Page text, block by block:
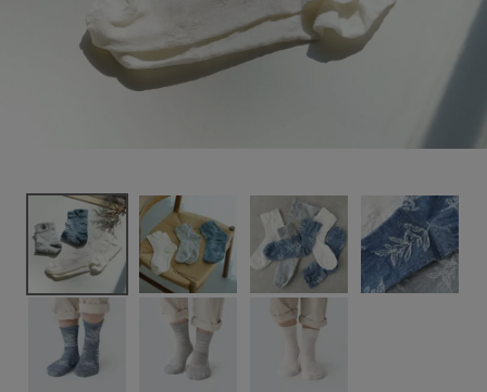
カテゴリーから探す
読み物
お問い合わせ
ログアウト